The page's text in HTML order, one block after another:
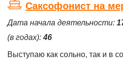
Cаксофонист на
Дата начала деятельности:
(в годах):46
Выступаю как сольно, так и в